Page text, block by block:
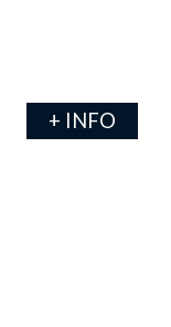
+ INFO